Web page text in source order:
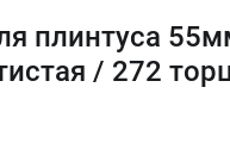
плинтуса
/ 272